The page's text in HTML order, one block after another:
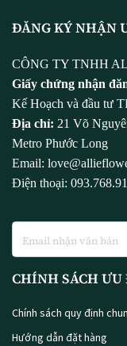
ĐĂNG KÝ NHẬN
CÔNG TY TNHH
Giấy chứng nhận
Kế Hoạch và đầu tư
Địa chỉ: 21 Võ
Metro Phước Long
Email:
Điện thoại:
CHÍNH SÁCH
Chính sách quy định
Hướng dẫn đặt hàng